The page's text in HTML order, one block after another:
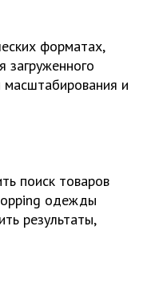
форматах,
загруженного
и
поиск товаров
одежды
результаты,